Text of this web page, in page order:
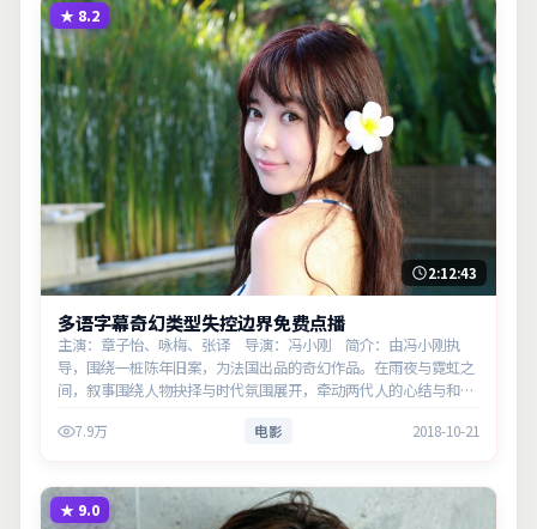
★ 8.2
2:12:43
多语字幕奇幻类型失控边界免费点播
主演：章子怡、咏梅、张译 导演：冯小刚 简介：由冯小刚执
导，围绕一桩陈年旧案，为法国出品的奇幻作品。在雨夜与霓虹之
间，叙事围绕人物抉择与时代氛围展开，牵动两代人的心结与和
7.9万 电影 2018-10-21
★ 9.0